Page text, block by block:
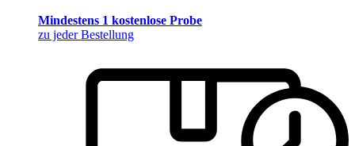
Mindestens 1 kostenlose Probe
zu jeder Bestellung